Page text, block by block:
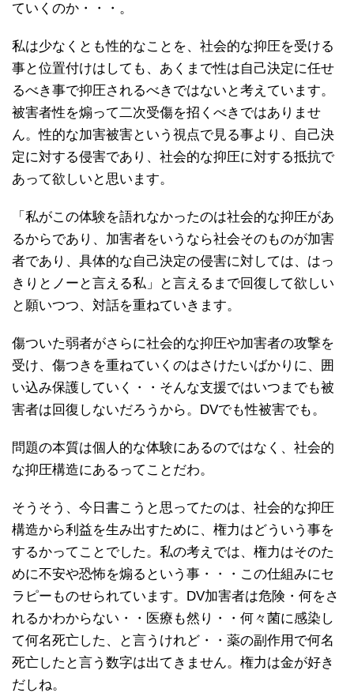
ていくのか・・・。
私は少なくとも性的なことを、社会的な抑圧を受ける
事と位置付けはしても、あくまで性は自己決定に任せ
るべき事で抑圧されるべきではないと考えています。
被害者性を煽って二次受傷を招くべきではありませ
ん。性的な加害被害という視点で見る事より、自己決
定に対する侵害であり、社会的な抑圧に対する抵抗で
あって欲しいと思います。
「私がこの体験を語れなかったのは社会的な抑圧があ
るからであり、加害者をいうなら社会そのものが加害
者であり、具体的な自己決定の侵害に対しては、はっ
きりとノーと言える私」と言えるまで回復して欲しい
と願いつつ、対話を重ねていきます。
傷ついた弱者がさらに社会的な抑圧や加害者の攻撃を
受け、傷つきを重ねていくのはさけたいばかりに、囲
い込み保護していく・・そんな支援ではいつまでも被
害者は回復しないだろうから。DVでも性被害でも。
問題の本質は個人的な体験にあるのではなく、社会的
な抑圧構造にあるってことだわ。
そうそう、今日書こうと思ってたのは、社会的な抑圧
構造から利益を生み出すために、権力はどういう事を
するかってことでした。私の考えでは、権力はそのた
めに不安や恐怖を煽るという事・・・この仕組みにセ
ラピーものせられています。DV加害者は危険・何をさ
れるかわからない・・医療も然り・・何々菌に感染し
て何名死亡した、と言うけれど・・薬の副作用で何名
死亡したと言う数字は出てきません。権力は金が好き
だしね。